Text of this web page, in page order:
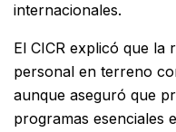
internacionales.
El CICR explicó que
personal en terreno
aunque aseguró que
programas esenciales